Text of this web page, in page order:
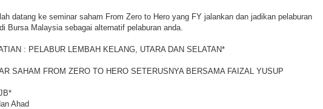
datang ke seminar saham From Zero to Hero yang FY jalankan dan jadikan pelaburan
Bursa Malaysia sebagai alternatif pelaburan anda.
: PELABUR LEMBAH KELANG, UTARA DAN SELATAN*
SAHAM FROM ZERO TO HERO SETERUSNYA BERSAMA FAIZAL YUSUP
Ahad